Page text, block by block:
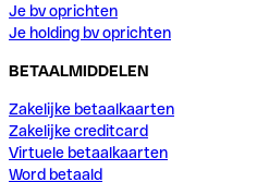
Je bv oprichten
Je holding bv oprichten
BETAALMIDDELEN
Zakelijke betaalkaarten
Zakelijke creditcard
Virtuele betaalkaarten
Word betaald